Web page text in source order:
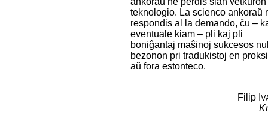
teknologio. La scienco ankoraŭ
respondis al la demando, ĉu –
eventuale kiam – pli kaj pli
boniĝantaj maŝinoj sukcesos
bezonon pri tradukistoj en
aŭ fora estonteco.
Filip I